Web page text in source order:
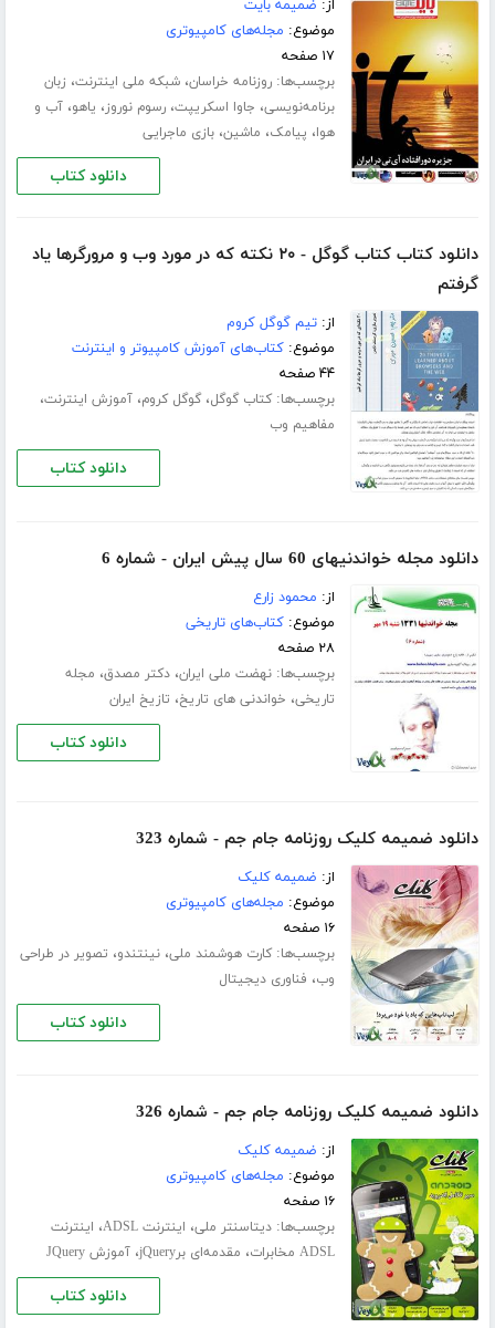
از: ضمیمه بایت
موضوع: مجله‌های کامپیوتری
۱۷ صفحه
برچسب‌ها:روزنامه خراسان،شبکه ملی اینترنت، زبان
برنامه‌نویسی، جاوا اسکریپت،رسوم نوروز، یاهو،آب و
هوا، پیامک، ماشین،بازی ماجرایی
دانلود کتاب
دانلود کتاب کتاب گوگل - ۲۰ نکته که در مورد وب و مرورگرها یاد
گرفتم
از:تیم گوگل کروم
موضوع:کتاب‌های آموزش کامپیوتر و اینترنت
۴۴ صفحه
برچسب‌ها:کتاب گوگل،گوگل کروم،آموزش اینترنت،
مفاهیم وب
دانلود کتاب
دانلود مجله خواندنیهای 60 سال پیش ایران - شماره 6
از: محمود زارع
موضوع:کتاب‌های تاریخی
۲۸ صفحه
برچسب‌ها:نهضت ملی ایران،دکتر مصدق، مجله
تاریخی، خواندنی های تاریخ، تازیخ ایران
دانلود کتاب
دانلود ضمیمه کلیک روزنامه جام جم - شماره 323
از: ضمیمه کلیک
موضوع: مجله‌های کامپیوتری
۱۶ صفحه
برچسب‌ها:کارت هوشمند ملی،نینتندو، تصویر در طراحی
وب، فناوری دیجیتال
دانلود کتاب
دانلود ضمیمه کلیک روزنامه جام جم - شماره 326
از: ضمیمه کلیک
موضوع: مجله‌های کامپیوتری
۱۶ صفحه
برچسب‌ها:دیتاسنتر ملی، اینترنت ADSL ، اینترنت
ADSL مخابرات
، مقدمه‌ای برjQuery ،آموزش JQuery
دانلود کتاب